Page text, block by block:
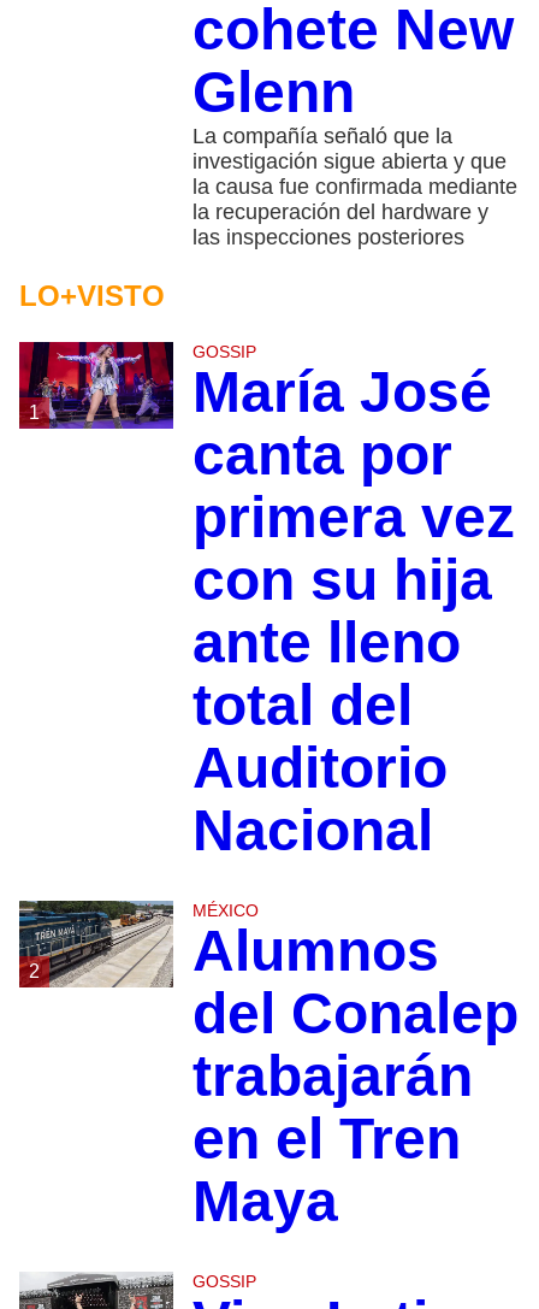
cohete New
Glenn
La compañía señaló que la
investigación sigue abierta y que
la causa fue confirmada mediante
la recuperación del hardware y
las inspecciones posteriores
LO+VISTO
1
GOSSIP
María José
canta por
primera vez
con su hija
ante lleno
total del
Auditorio
Nacional
2
MÉXICO
Alumnos
del Conalep
trabajarán
en el Tren
Maya
GOSSIP